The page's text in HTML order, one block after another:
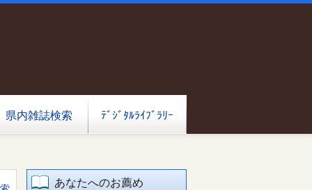
県内雑誌検索 ﾃﾞｼﾞﾀﾙﾗｲﾌﾞﾗﾘｰ
あなたへのお薦め